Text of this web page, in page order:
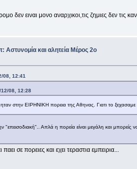
δεν ειναι μονο αναρχικοι,τις ζημιες δεν
Aστυνομία και αλητεία Μέρος 2ο
08, 12:41
12/08, 12:28
στην ΕΙΡΗΝΙΚΗ πορεια της Αθηνας. Γιατι το ξεχασαμε
"επεισοδιακή".. Απλά η πορεία είναι μεγάλη και
σε πορειες και εχει τεραστια εμπειρια...